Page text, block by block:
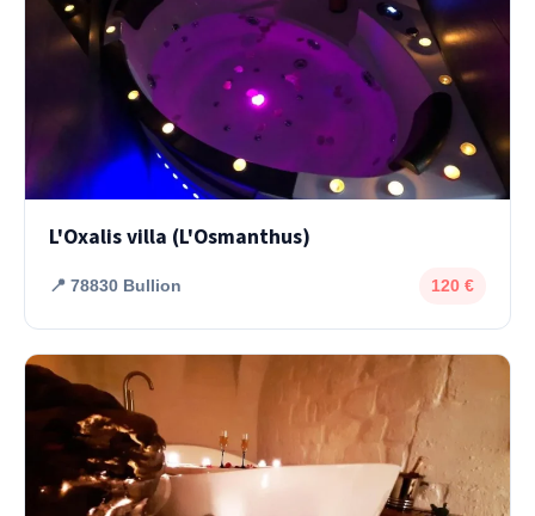
L'Oxalis villa (L'Osmanthus)
📍 78830 Bullion 120 €